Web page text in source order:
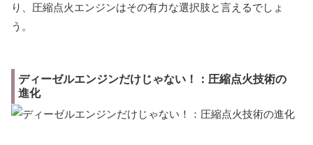
り、圧縮点火エンジンはその有力な選択肢と言えるでしょ
う。
ディーゼルエンジンだけじゃない！：圧縮点火技術の
進化